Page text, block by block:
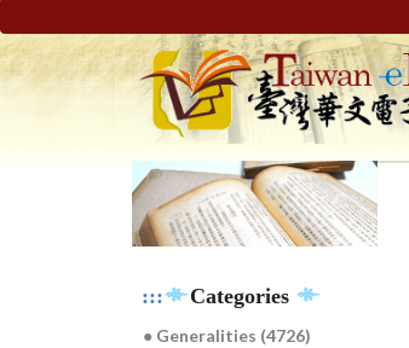
::: Categories
● Generalities (4726)